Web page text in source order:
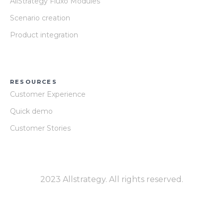
Scenario creation
Product integration
RESOURCES
Customer Experience
Quick demo
Customer Stories
2023 Allstrategy. All rights reserved.